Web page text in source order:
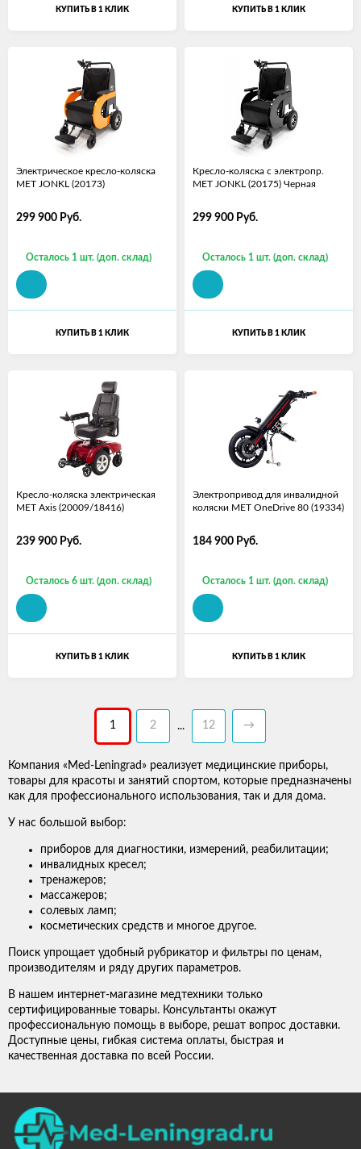
КУПИТЬ В 1 КЛИК КУПИТЬ В 1 КЛИК
Электрическое кресло-коляска
MET JONKL (20173)
299 900 Руб.
Осталось 1 шт. (доп. склад)
КУПИТЬ В 1 КЛИК
Кресло-коляска с электропр.
MET JONKL (20175) Черная
299 900 Руб.
Осталось 1 шт. (доп. склад)
КУПИТЬ В 1 КЛИК
Кресло-коляска электрическая
MET Axis (20009/18416)
239 900 Руб.
Осталось 6 шт. (доп. склад)
КУПИТЬ В 1 КЛИК
Электропривод для инвалидной
коляски MET OneDrive 80 (19334)
184 900 Руб.
Осталось 1 шт. (доп. склад)
КУПИТЬ В 1 КЛИК
1 2 ... 12 →
Компания «Med-Leningrad» реализует медицинские приборы,
товары для красоты и занятий спортом, которые предназначены
как для профессионального использования, так и для дома.
У нас большой выбор:
приборов для диагностики, измерений, реабилитации;
инвалидных кресел;
тренажеров;
массажеров;
солевых ламп;
косметических средств и многое другое.
Поиск упрощает удобный рубрикатор и фильтры по ценам,
производителям и ряду других параметров.
В нашем интернет-магазине медтехники только
сертифицированные товары. Консультанты окажут
профессиональную помощь в выборе, решат вопрос доставки.
Доступные цены, гибкая система оплаты, быстрая и
качественная доставка по всей России.